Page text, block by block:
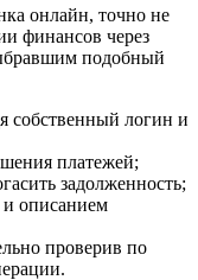
онлайн, точно не
финансов через
подобный
собственный логин и
платежей;
задолженность;
и описанием
проверив по